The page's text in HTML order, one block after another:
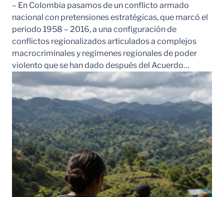
– En Colombia pasamos de un conflicto armado
nacional con pretensiones estratégicas, que marcó el
periodo 1958 – 2016, a una configuración de
conflictos regionalizados articulados a complejos
macrocriminales y regímenes regionales de poder
violento que se han dado después del Acuerdo…